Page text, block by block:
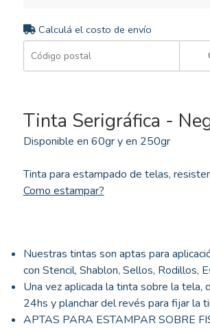
Calculá el costo de envío
Tinta Serigráfica -
Disponible en 60gr y en 250gr
Tinta para estampado de telas,
Como estampar?
Nuestras tintas son aptas para
con Stencil, Shablon, Sellos, Rodillos,
Una vez aplicada la tinta sobre la tela,
24hs y planchar del revés para fijar la
APTAS PARA ESTAMPAR SOBRE